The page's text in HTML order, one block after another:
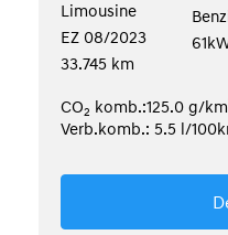
Limousine
EZ 08/2023
33.745 km
CO2 komb.:125.0 g/km
Verb.komb.: 5.5 l/